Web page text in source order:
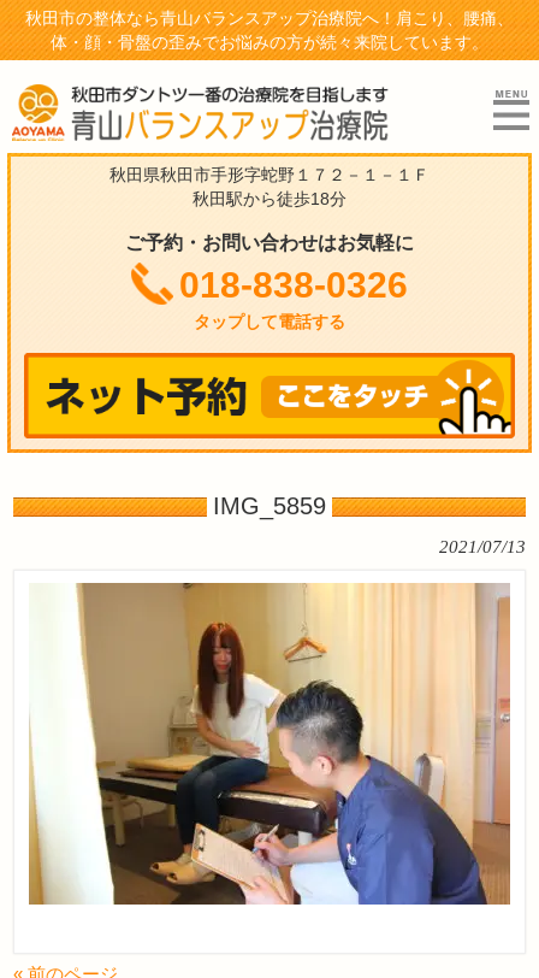
秋田市の整体なら青山バランスアップ治療院へ！肩こり、腰痛、
体・顔・骨盤の歪みでお悩みの方が続々来院しています。
秋田県秋田市手形字蛇野１７２－１－１Ｆ
秋田駅から徒歩18分
ご予約・お問い合わせはお気軽に
018-838-0326
タップして電話する
IMG_5859
2021/07/13
« 前のページ